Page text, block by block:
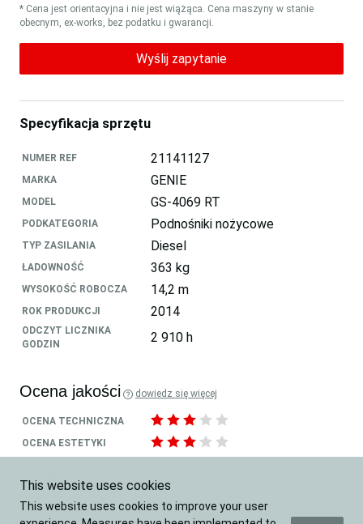
* Cena jest orientacyjna i nie jest wiążąca. Cena maszyny w stanie
obecnym, ex-works, bez podatku i gwarancji.
Wyślij zapytanie
Specyfikacja sprzętu
NUMER REF 21141127
MARKA GENIE
MODEL GS-4069 RT
PODKATEGORIA Podnośniki nożycowe
TYP ZASILANIA Diesel
ŁADOWNOŚĆ 363 kg
WYSOKOŚĆ ROBOCZA 14,2 m
ROK PRODUKCJI 2014
ODCZYT LICZNIKA
GODZIN
2 910 h
Ocena jakości dowiedz się więcej
OCENA TECHNICZNA
OCENA ESTETYKI
Lokalizacja
KRAJ Polska
This website uses cookies
This website uses cookies to improve your user